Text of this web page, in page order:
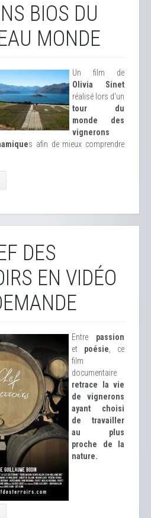
BIOS DU
MONDE
Un film de
Olivia Sinet
réalisé lors d'un
tour du
monde des
vignerons
s afin de mieux comprendre
DES
EN VIDÉO
Entre passion
et poésie , ce
film
documentaire
retrace la vie
de vignerons
ayant choisi
de travailler
au plus
proche de la
nature.